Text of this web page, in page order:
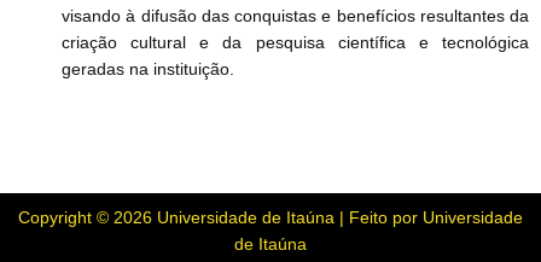
visando à difusão das conquistas e benefícios resultantes da
criação cultural e da pesquisa científica e tecnológica
geradas na instituição.
Copyright © 2026 Universidade de Itaúna | Feito por Universidade
de Itaúna